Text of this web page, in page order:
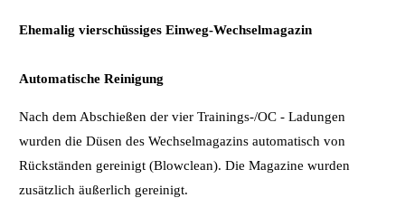
Ehemalig vierschüssiges Einweg-Wechselmagazin
Automatische Reinigung
Nach dem Abschießen der vier Trainings-/OC - Ladungen
wurden die Düsen des Wechselmagazins automatisch von
Rückständen gereinigt (Blowclean). Die Magazine wurden
zusätzlich äußerlich gereinigt.